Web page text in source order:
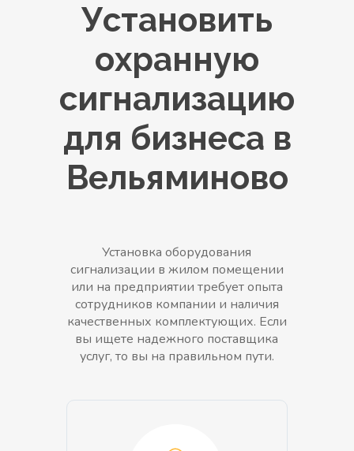
Установить
охранную
сигнализацию
для бизнеса в
Вельяминово
Установка оборудования
сигнализации в жилом помещении
или на предприятии требует опыта
сотрудников компании и наличия
качественных комплектующих. Если
вы ищете надежного поставщика
услуг, то вы на правильном пути.